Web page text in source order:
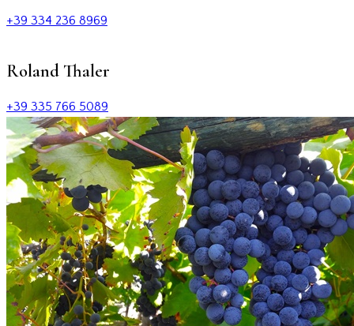
+39 334 236 8969
Roland Thaler
+39 335 766 5089